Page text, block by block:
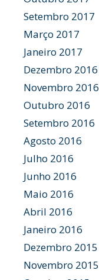
Setembro 2017
Março 2017
Janeiro 2017
Dezembro 2016
Novembro 2016
Outubro 2016
Setembro 2016
Agosto 2016
Julho 2016
Junho 2016
Maio 2016
Abril 2016
Janeiro 2016
Dezembro 2015
Novembro 2015